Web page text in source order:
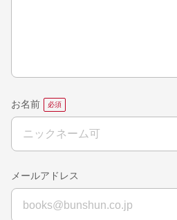
お名前
メールアドレス